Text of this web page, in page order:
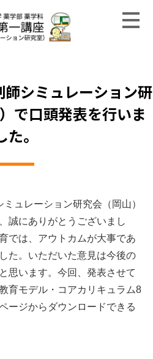
能にする副作用データベースの作成
シミュレーション研
で口頭発表を行いま
た。
ュレーション研究会（岡山）
誠にありがとうございまし
では、アウトカムが大事であ
た。いただいた意見は今後の
思います。今回、発表させて
育モデル・コアカリキュラム8
ージからダウンロードできる